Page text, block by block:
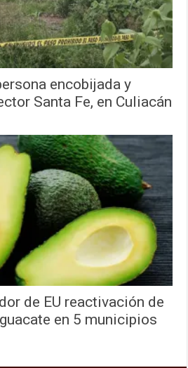
encobijada y
Santa Fe, en Culiacán
de EU reactivación de
en 5 municipios